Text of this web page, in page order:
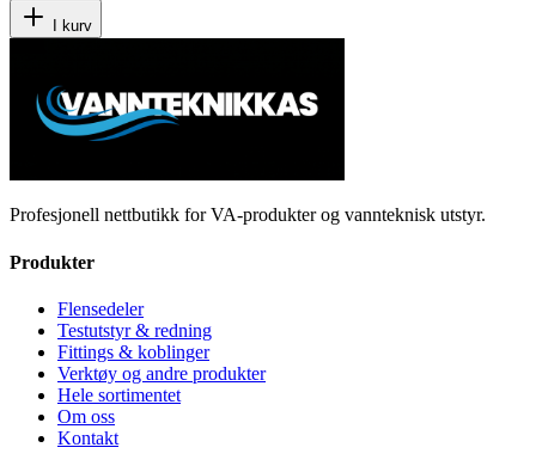
I kurv
Profesjonell nettbutikk for VA-produkter og vannteknisk utstyr.
Produkter
Flensedeler
Testutstyr & redning
Fittings & koblinger
Verktøy og andre produkter
Hele sortimentet
Om oss
Kontakt